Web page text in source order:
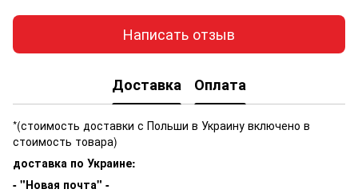
Написать отзыв
Доставка Оплата
*(стоимость доставки с Польши в Украину включено в
стоимость товара)
доставка по Украине:
- "Новая почта" -